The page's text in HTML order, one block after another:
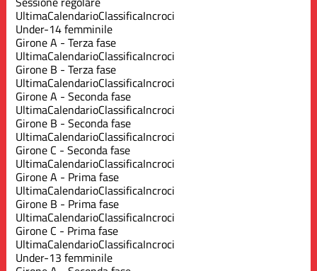
UltimaCalendarioClassificaIncroci
Under-14 femminile
Girone A - Terza fase
UltimaCalendarioClassificaIncroci
Girone B - Terza fase
UltimaCalendarioClassificaIncroci
Girone A - Seconda fase
UltimaCalendarioClassificaIncroci
Girone B - Seconda fase
UltimaCalendarioClassificaIncroci
Girone C - Seconda fase
UltimaCalendarioClassificaIncroci
Girone A - Prima fase
UltimaCalendarioClassificaIncroci
Girone B - Prima fase
UltimaCalendarioClassificaIncroci
Girone C - Prima fase
UltimaCalendarioClassificaIncroci
Under-13 femminile